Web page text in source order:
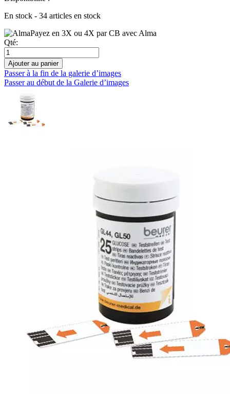
En stock - 34 articles en stock
Payez en 3X ou 4X par CB avec Alma
Qté:
Ajouter au panier
Passer à la fin de la galerie d’images
Passer au début de la Galerie d’images